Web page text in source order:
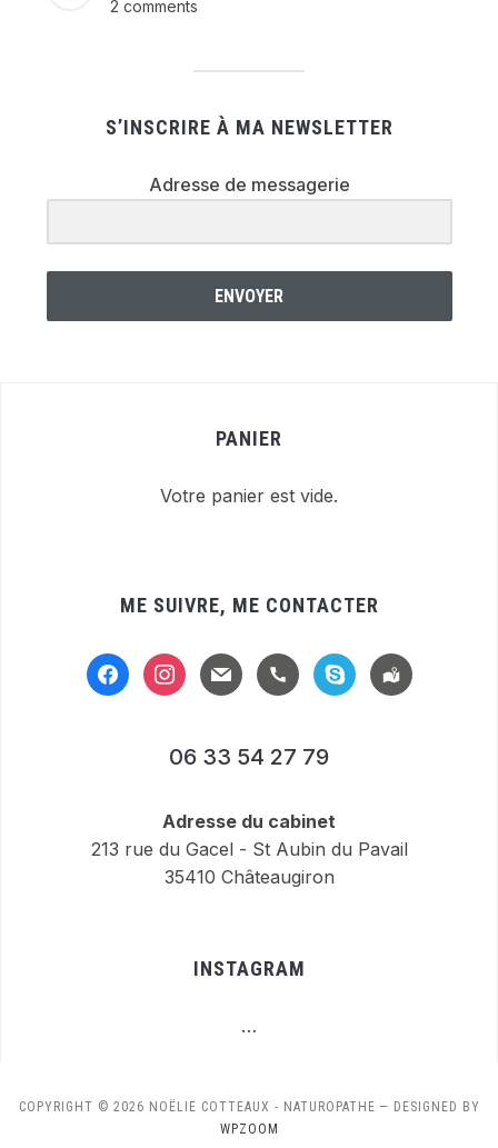
2 comments
S’INSCRIRE À MA NEWSLETTER
Adresse de messagerie
ENVOYER
PANIER
Votre panier est vide.
ME SUIVRE, ME CONTACTER
facebookinstagram
mail handsetskype
location-
alt
06 33 54 27 79
Adresse du cabinet
213 rue du Gacel - St Aubin du Pavail
35410 Châteaugiron
INSTAGRAM
…
COPYRIGHT © 2026 NOËLIE COTTEAUX - NATUROPATHE — DESIGNED BY
WPZOOM